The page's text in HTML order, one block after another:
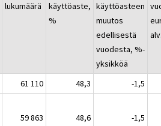
lukumäärä
käyttöaste,
%
käyttöasteen
muutos
edellisestä
vuodesta, %-
yksikköä
61 110 48,3
-1,5
59 863 48,6
-1,5